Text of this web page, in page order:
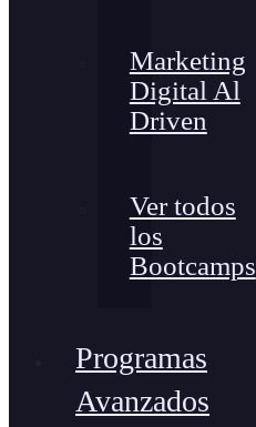
Marketing
Digital Al
Driven
Ver todos
los
Bootcamps
Programas
Avanzados